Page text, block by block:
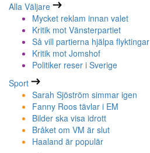
Alla Väljare
Mycket reklam innan valet
Kritik mot Vänsterpartiet
Så vill partierna hjälpa flyktingar
Kritik mot Jomshof
Politiker reser i Sverige
Sport
Sarah Sjöström simmar igen
Fanny Roos tävlar i EM
Bilder ska visa idrott
Bråket om VM är slut
Haaland är populär